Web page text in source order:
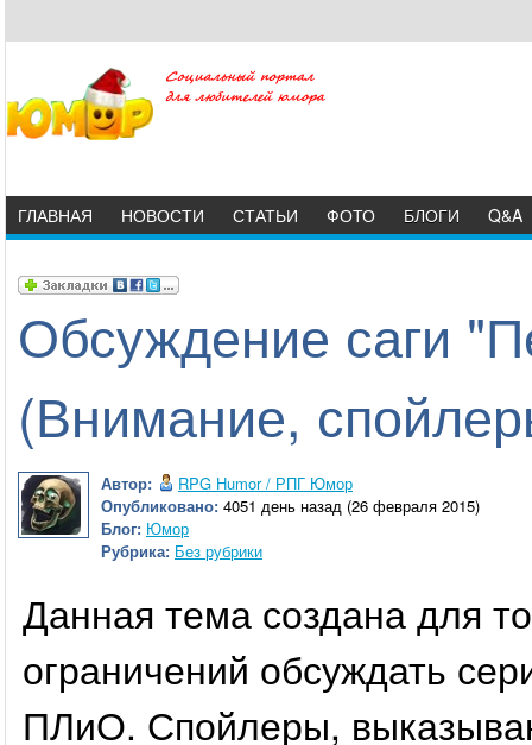
ГЛАВНАЯ НОВОСТИ СТАТЬИ ФОТО БЛОГИ Q&A
Обсуждение саги
(Внимание,
Автор:
RPG Humor / РПГ Юмор
Опубликовано: 4051 день назад (26 февраля 2015)
Блог: Юмор
Рубрика: Без рубрики
Данная тема создана для
ограничений обсуждать
ПЛиО. Спойлеры,